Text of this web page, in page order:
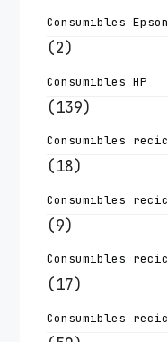
Consumibles Epson
(2)
Consumibles HP
(139)
Consumibles
(18)
Consumibles
(9)
Consumibles
(17)
Consumibles